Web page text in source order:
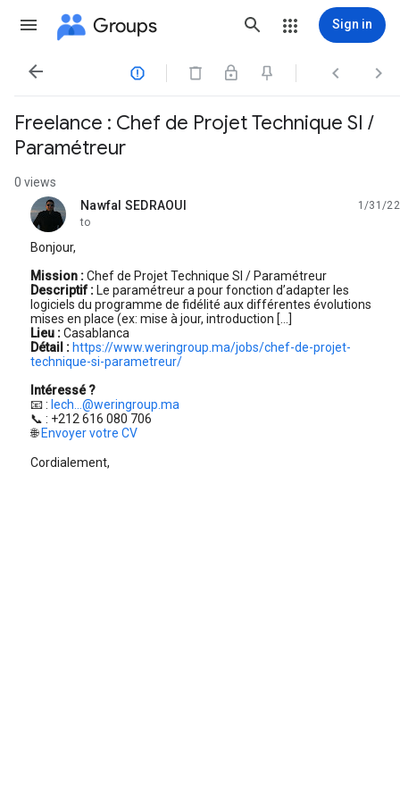
Groups Sign in
   
Freelance : Chef de Projet Technique SI /
Paramétreur
0 views
Nawfal SEDRAOUI
unread,
1/31/22
to
Bonjour,
Mission :Chef de Projet Technique SI / Paramétreur
Descriptif : Le paramétreur a pour fonction d’adapter les
logiciels du programme de fidélité aux différentes évolutions
mises en place (ex: mise à jour, introduction […]
Lieu :Casablanca
Détail : https://www.weringroup.ma/jobs/chef-de-projet-
technique-si-parametreur/
Intéressé ?
📧 : lech...@weringroup.ma
📞 : +212 616 080 706
🌐 Envoyer votre CV
Cordialement,